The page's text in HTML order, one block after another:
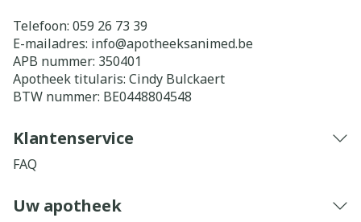
Telefoon: 059 26 73 39
E-mailadres: info@apotheeksanimed.be
APB nummer: 350401
Apotheek titularis: Cindy Bulckaert
BTW nummer: BE0448804548
Klantenservice
FAQ
Uw apotheek